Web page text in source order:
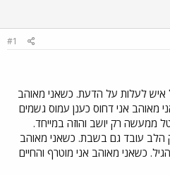
#1
איש לעלות על הדעת. כשאני מאוהב
מאוהב אני דחוס כענן עמוס גשמים
ממעשה רק יושב והוזה במייחד.
הלב עובד גם בשבת. כשאני מאוהב
כשאני מאוהב אני מוטרף והחיים